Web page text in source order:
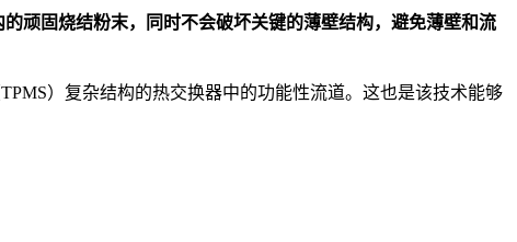
顽固烧结粉末，同时不会破坏关键的薄壁结构，避免薄壁和流
）复杂结构的热交换器中的功能性流道。这也是该技术能够